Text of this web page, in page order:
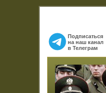
Подписаться
на наш канал
в Телеграм